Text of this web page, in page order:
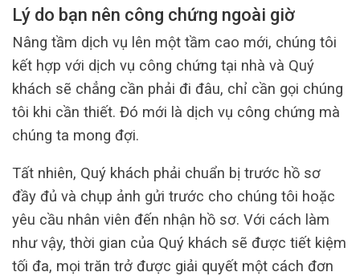
Lý do bạn nên công chứng ngoài giờ
Nâng tầm dịch vụ lên một tầm cao mới, chúng tôi
kết hợp với dịch vụ công chứng tại nhà và Quý
khách sẽ chẳng cần phải đi đâu, chỉ cần gọi chúng
tôi khi cần thiết. Đó mới là dịch vụ công chứng mà
chúng ta mong đợi.
Tất nhiên, Quý khách phải chuẩn bị trước hồ sơ
đầy đủ và chụp ảnh gửi trước cho chúng tôi hoặc
yêu cầu nhân viên đến nhận hồ sơ. Với cách làm
như vậy, thời gian của Quý khách sẽ được tiết kiệm
tối đa, mọi trăn trở được giải quyết một cách đơn